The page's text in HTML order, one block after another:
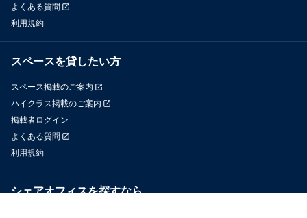
よくある質問
利用規約
スペースを貸したい方
スペース掲載のご案内
ハイクラス掲載のご案内
掲載者ログイン
よくある質問
利用規約
シェアオフィスを探すなら